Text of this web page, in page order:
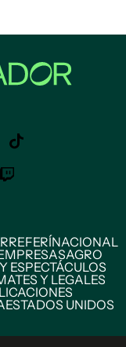
REFERÍNACIONAL
AGRO
ESPECTÁCULOS
Y LEGALES
ESTADOS UNIDOS